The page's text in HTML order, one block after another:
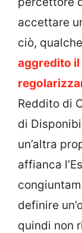
accettare
ciò,
aggredito il
Reddito di
di
un’altra
affianca
definire
quindi non